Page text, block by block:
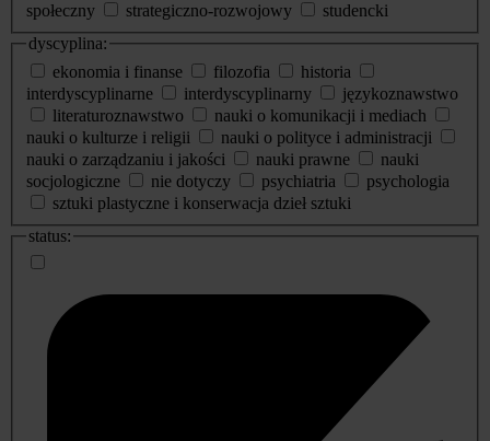
społeczny
strategiczno-rozwojowy
studencki
dyscyplina:
ekonomia i finanse
filozofia
historia
interdyscyplinarne
interdyscyplinarny
językoznawstwo
literaturoznawstwo
nauki o komunikacji i mediach
nauki o kulturze i religii
nauki o polityce i administracji
nauki o zarządzaniu i jakości
nauki prawne
nauki
socjologiczne
nie dotyczy psychiatria
psychologia
sztuki plastyczne i konserwacja dzieł sztuki
status: